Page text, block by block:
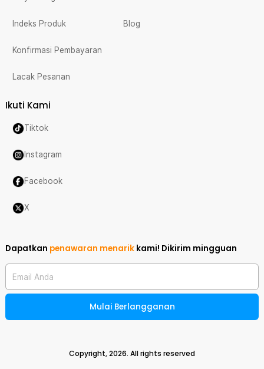
Indeks Produk
Konfirmasi Pembayaran
Lacak Pesanan
Blog
Ikuti Kami
Tiktok
Instagram
Facebook
X
Dapatkan penawaran menarik kami! Dikirim mingguan
Email Anda
Mulai Berlangganan
Copyright,2026. All rights reserved